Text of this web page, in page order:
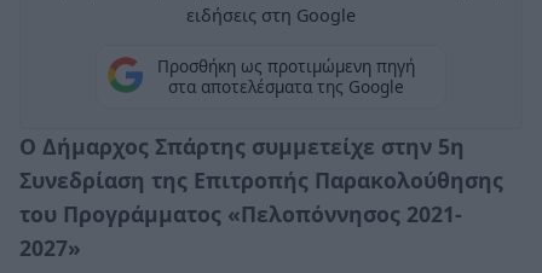
ειδήσεις στη Google
Προσθήκη ως προτιμώμενη πηγή
στα αποτελέσματα της Google
Ο Δήμαρχος Σπάρτης συμμετείχε στην 5η
Συνεδρίαση της Επιτροπής Παρακολούθησης
του Προγράμματος «Πελοπόννησος 2021-
2027»